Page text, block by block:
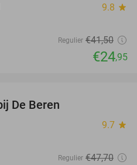
9.8 star
Regulier €41,50
€24,95
De Beren
9.7 star
Regulier €47,70